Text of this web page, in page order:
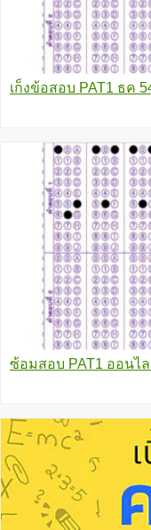
เก็งข้อสอบ PAT1 ธค
ซ้อมสอบ PAT1 ออนไ